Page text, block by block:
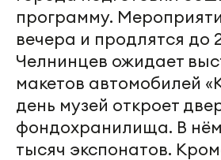
программу.
вечера и продлятся до
Челнинцев ожидает
макетов автомобилей
день музей откроет
фондохранилища. В
тысяч экспонатов.